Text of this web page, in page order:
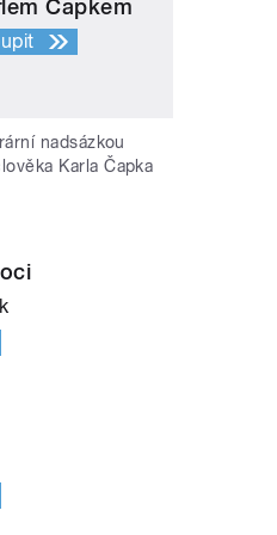
Čapkem
nadsázkou
Karla Čapka